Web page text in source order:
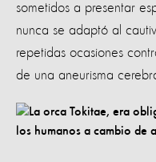
sometidos a presentar
nunca se adaptó al
repetidas ocasiones
de una aneurisma